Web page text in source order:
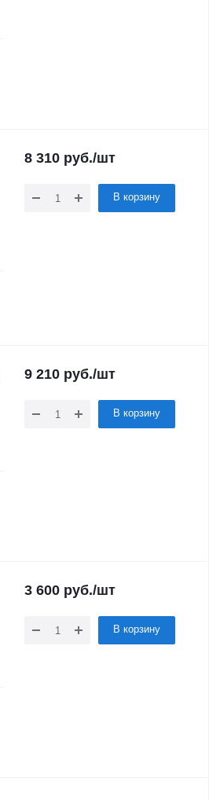
8 310 руб./шт
В корзину
9 210 руб./шт
В корзину
3 600 руб./шт
В корзину